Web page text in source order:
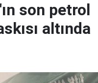
son petrol
altında